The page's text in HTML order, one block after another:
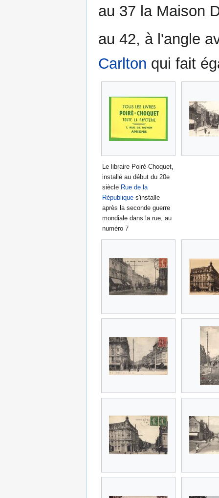
au 37 la Maison
au 42, à l'angle
Carlton qui fait
Le libraire Poiré-Choquet,
installé au début du 20e
siècle Rue de la
République s'installe
après la seconde guerre
mondiale dans la rue, au
numéro 7